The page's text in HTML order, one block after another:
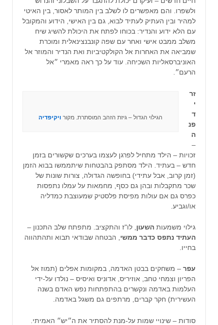
ולשפרו. והם מאפשרים לו לשלב בין המותר לאסור, בין האיטי
למהיר ובין העתיק לעתיד לבוא, גם בין האישי, הידוע והמקובל
עם הלא ידוע והנדיר: בכוחו לפתח את היכולת להשיג שיח
משלב ממבט אישי ואחר עם שפה קונבנצינאלית ומוכרת
שמביאה את האחרות אל הקולקטיביות ואת הנדיר והמוזר אל
האוניברסאליות השכיחה. עוד על כך ראה מאמרי ״אל
הרעם״.
הגילוי הגדול – גיזת הזהב המוסתרת. מקור ויקיפדיה
זר
י
ד
פנ
ה
–
זכויות – הילד מתחיל לפרגן לעצמו בערכים שקשורים בזמן
חדש – בעתיד. הילד מסתפק בהבטחות שיתממשו בבוא הזמן
(זמן קרוב, אבל עתידי) בחופשה הגדולה, צורות שונות של
שכר מתקבלות ובהן גם כסף, מחמאות על עמלו נתפסות
כפרס גם אם עולות מפיסת פלסטיק שמעוצבת כמדליה
או/וגביע.
גילוי משמעות השעון , לו"ז והתקציב. מתפתח שלב התכנון –
העתיד נתפס כדבר ממשי , הבטחה שבודאי תבוא ותהתהווה
בחייו.
עפר – משחקים בבטן האדמה, במקומות אפלים (תמוז אל
הפריון וצמחי טחב, אוזיריס, אדוניס ואיסיס – נולדו על-ידי
העלמות באדמה ונקשרים בהתפתחות נפש האדם בשנה
העשירית) חקר קברים, מרתפים גם משגל באדמה.
סודות – שינויי שמות על-מנת להסתיר את ה״יש״ האמיתי.